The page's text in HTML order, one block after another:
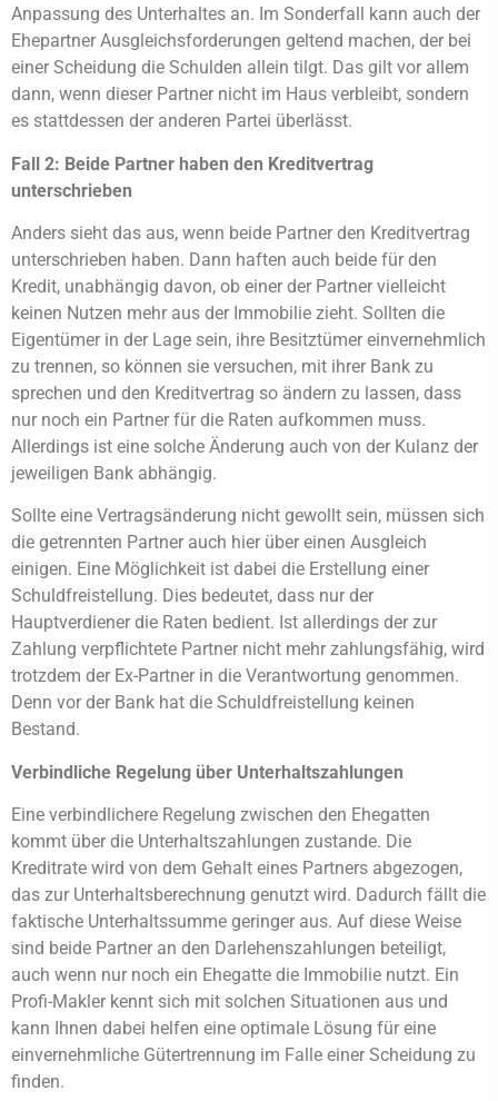
Anpassung des Unterhaltes an. Im Sonderfall kann auch der
Ehepartner Ausgleichsforderungen geltend machen, der bei
einer Scheidung die Schulden allein tilgt. Das gilt vor allem
dann, wenn dieser Partner nicht im Haus verbleibt, sondern
es stattdessen der anderen Partei überlässt.
Fall 2: Beide Partner haben den Kreditvertrag
unterschrieben
Anders sieht das aus, wenn beide Partner den Kreditvertrag
unterschrieben haben. Dann haften auch beide für den
Kredit, unabhängig davon, ob einer der Partner vielleicht
keinen Nutzen mehr aus der Immobilie zieht. Sollten die
Eigentümer in der Lage sein, ihre Besitztümer einvernehmlich
zu trennen, so können sie versuchen, mit ihrer Bank zu
sprechen und den Kreditvertrag so ändern zu lassen, dass
nur noch ein Partner für die Raten aufkommen muss.
Allerdings ist eine solche Änderung auch von der Kulanz der
jeweiligen Bank abhängig.
Sollte eine Vertragsänderung nicht gewollt sein, müssen sich
die getrennten Partner auch hier über einen Ausgleich
einigen. Eine Möglichkeit ist dabei die Erstellung einer
Schuldfreistellung. Dies bedeutet, dass nur der
Hauptverdiener die Raten bedient. Ist allerdings der zur
Zahlung verpflichtete Partner nicht mehr zahlungsfähig, wird
trotzdem der Ex-Partner in die Verantwortung genommen.
Denn vor der Bank hat die Schuldfreistellung keinen
Bestand.
Verbindliche Regelung über Unterhaltszahlungen
Eine verbindlichere Regelung zwischen den Ehegatten
kommt über die Unterhaltszahlungen zustande. Die
Kreditrate wird von dem Gehalt eines Partners abgezogen,
das zur Unterhaltsberechnung genutzt wird. Dadurch fällt die
faktische Unterhaltssumme geringer aus. Auf diese Weise
sind beide Partner an den Darlehenszahlungen beteiligt,
auch wenn nur noch ein Ehegatte die Immobilie nutzt. Ein
Profi-Makler kennt sich mit solchen Situationen aus und
kann Ihnen dabei helfen eine optimale Lösung für eine
einvernehmliche Gütertrennung im Falle einer Scheidung zu
finden.